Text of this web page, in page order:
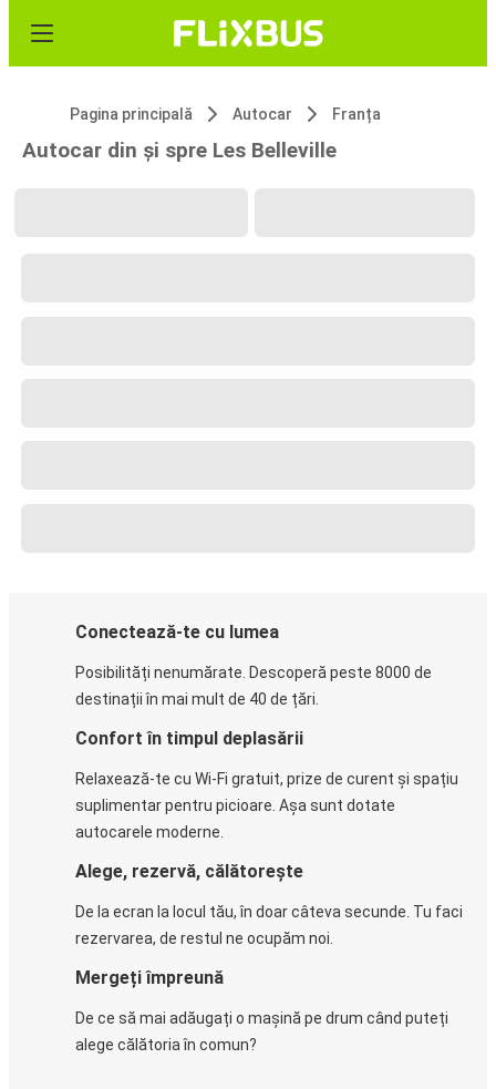
Pagina principală Autocar Franța
Autocar din și spre Les Belleville
Conectează-te cu lumea
Posibilități nenumărate. Descoperă peste 8000 de
destinații în mai mult de 40 de țări.
Confort în timpul deplasării
Relaxează-te cu Wi-Fi gratuit, prize de curent și spațiu
suplimentar pentru picioare. Așa sunt dotate
autocarele moderne.
Alege, rezervă, călătorește
De la ecran la locul tău, în doar câteva secunde. Tu faci
rezervarea, de restul ne ocupăm noi.
Mergeți împreună
De ce să mai adăugați o mașină pe drum când puteți
alege călătoria în comun?